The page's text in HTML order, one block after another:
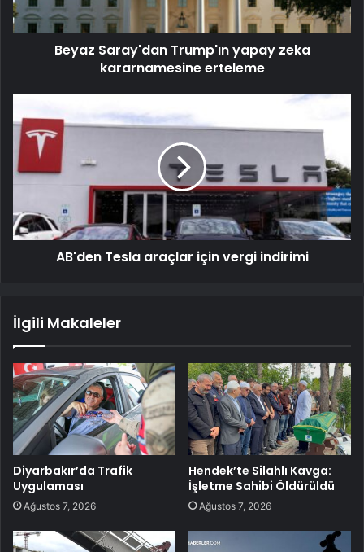
Beyaz Saray'dan Trump'ın yapay zeka
kararnamesine erteleme
AB'den Tesla araçlar için vergi indirimi
İlgili Makaleler
Diyarbakır’da Trafik
Uygulaması
Ağustos 7, 2026
Hendek’te Silahlı Kavga:
İşletme Sahibi Öldürüldü
Ağustos 7, 2026